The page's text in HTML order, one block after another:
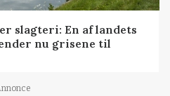
slagteri: En af landets
nu grisene til